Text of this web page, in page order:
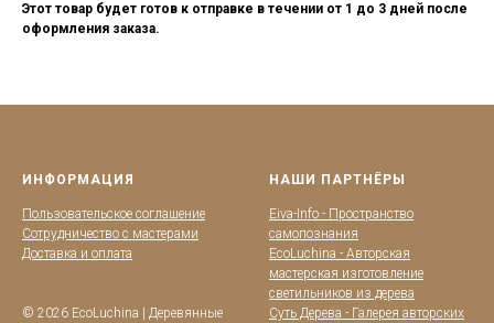
Этот товар будет готов к отправке в течении от 1 до 3 дней после
оформления заказа.
ИНФОРМАЦИЯ
Пользовательское соглашение
Сотрудничество с мастерами
Доставка и оплата
© 2026 EcoLuchina | Деревянные
НАШИ ПАРТНЁРЫ
Eiva-Info - Пространство
самопознания
EcoLuchina - Авторская
мастерская изготовление
светильников из дерева
Суть Дерева - Галерея авторских